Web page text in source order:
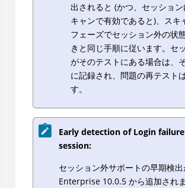
出されると (かつ、セッショ
キャンで有効であると)、スキ
フェーズでセッション外の状
きと同じ手順に従います。セ
がそのテストにある場合は、
に記録され、問題の再テスト
す。
Early detection of Login
session:
セッション外サポートの早期検
Enterprise 10.0.5 から追加され